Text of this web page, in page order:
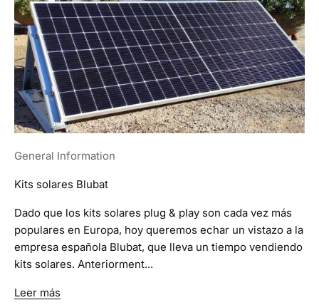
General Information
Kits solares Blubat
Dado que los kits solares plug & play son cada vez más
populares en Europa, hoy queremos echar un vistazo a la
empresa española Blubat, que lleva un tiempo vendiendo
kits solares. Anteriorment...
Leer más